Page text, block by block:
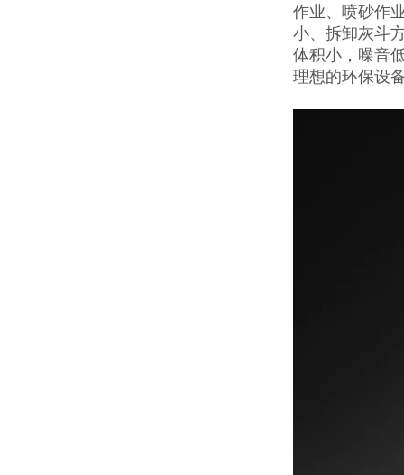
作业、喷砂作
小、拆卸灰斗
体积小，噪音
理想的环保设